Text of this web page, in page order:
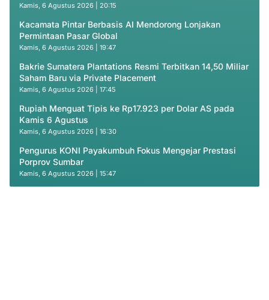
Kamis, 6 Agustus 2026 | 20:15
Kacamata Pintar Berbasis AI Mendorong Lonjakan
Permintaan Pasar Global
Kamis, 6 Agustus 2026 | 19:47
Bakrie Sumatera Plantations Resmi Terbitkan 14,50 Miliar
Saham Baru via Private Placement
Kamis, 6 Agustus 2026 | 17:45
Rupiah Menguat Tipis ke Rp17.923 per Dolar AS pada
Kamis 6 Agustus
Kamis, 6 Agustus 2026 | 16:30
Pengurus KONI Payakumbuh Fokus Mengejar Prestasi
Porprov Sumbar
Kamis, 6 Agustus 2026 | 15:47